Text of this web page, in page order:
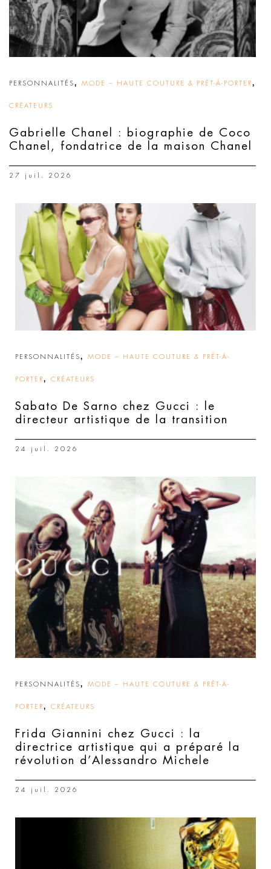
PERSONNALITÉS, MODE – HAUTE COUTURE & PRÊT-À-PORTER,
CRÉATEURS
Gabrielle Chanel : biographie de Coco
Chanel, fondatrice de la maison Chanel
27 juil. 2026
PERSONNALITÉS, MODE – HAUTE COUTURE & PRÊT-À-
PORTER, CRÉATEURS
Sabato De Sarno chez Gucci : le
directeur artistique de la transition
24 juil. 2026
PERSONNALITÉS, MODE – HAUTE COUTURE & PRÊT-À-
PORTER, CRÉATEURS
Frida Giannini chez Gucci : la
directrice artistique qui a préparé la
révolution d’Alessandro Michele
24 juil. 2026